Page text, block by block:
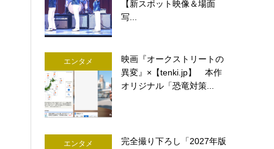
【新スポット映像＆場面
写...
エンタメ
映画『オークストリートの
異変』×【tenki.jp】 本作
オリジナル「恐竜対策...
エンタメ
完全撮り下ろし「2027年版